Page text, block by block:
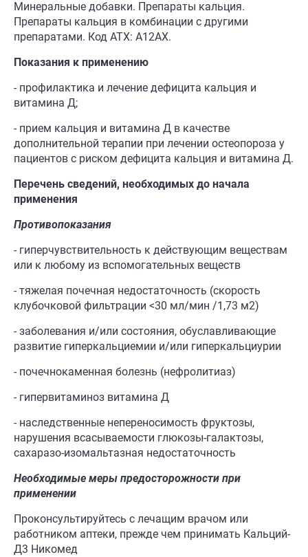
Минеральные добавки. Препараты кальция.
Препараты кальция в комбинации с другими
препаратами. Код АТХ: А12АХ.
Показания к применению
- профилактика и лечение дефицита кальция и
витамина Д;
- прием кальция и витамина Д в качестве
дополнительной терапии при лечении остеопороза у
пациентов с риском дефицита кальция и витамина Д.
Перечень сведений, необходимых до начала
применения
Противопоказания
- гиперчувствительность к действующим веществам
или к любому из вспомогательных веществ
- тяжелая почечная недостаточность (скорость
клубочковой фильтрации <30 мл/мин /1,73 м2)
- заболевания и/или состояния, обуславливающие
развитие гиперкальциемии и/или гиперкальциурии
- почечнокаменная болезнь (нефролитиаз)
- гипервитаминоз витамина Д
- наследственные непереносимость фруктозы,
нарушения всасываемости глюкозы-галактозы,
сахаразо-изомальтазная недостаточность
Необходимые меры предосторожности при
применении
Проконсультируйтесь с лечащим врачом или
работником аптеки, прежде чем принимать Кальций-
Д3 Никомед